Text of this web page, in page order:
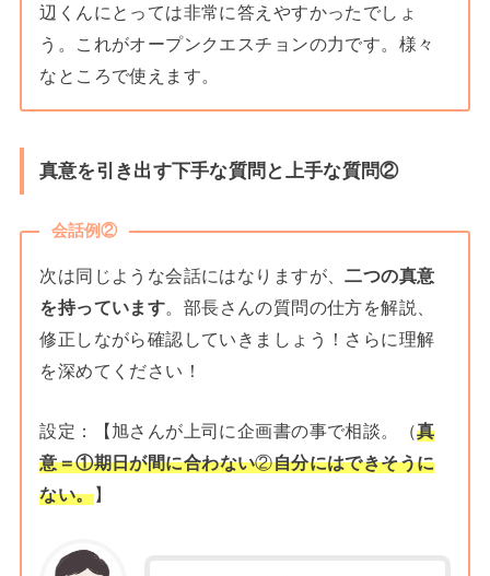
辺くんにとっては非常に答えやすかったでしょ
う。これがオープンクエスチョンの力です。様々
なところで使えます。
真意を引き出す下手な質問と上手な質問②
会話例②
次は同じような会話にはなりますが、 二つの真意
を持っています 。部長さんの質問の仕方を解説、
修正しながら確認していきましょう！さらに理解
を深めてください！
設定：【旭さんが上司に企画書の事で相談。（真
意＝①期日が間に合わない②自分にはできそうに
ない。】